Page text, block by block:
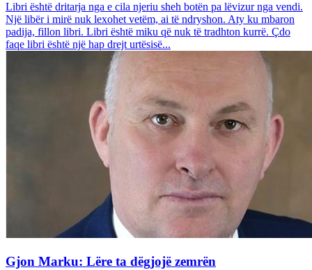
Libri është dritarja nga e cila njeriu sheh botën pa lëvizur nga vendi.
Një libër i mirë nuk lexohet vetëm, ai të ndryshon. Aty ku mbaron
padija, fillon libri. Libri është miku që nuk të tradhton kurrë. Çdo
faqe libri është një hap drejt urtësisë...
Gjon Marku: Lëre ta dëgjojë zemrën